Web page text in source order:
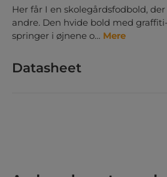
Her får I en skolegårdsfodbold,
andre. Den hvide bold med
springer i øjnene o… Mere
Datasheet